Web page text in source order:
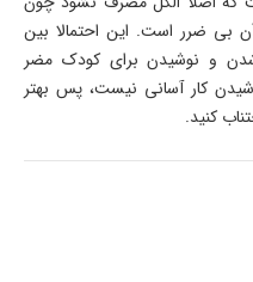
ضرر است. این احتمالا بین
و نوشیدن برای کودک مضر
کار آسانی نیست، پس بهتر
کنید.